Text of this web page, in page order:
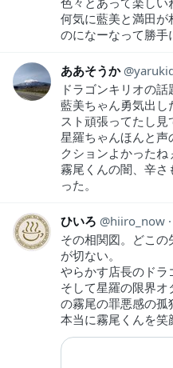
何気に藍美と満田が
のになーなって勝
ああそうか
ドラゴンキリオの
藍美ちゃん勇気出し
スト頑張ってたし
星羅ちゃんほんと声
クションよかったね
霧尾くんの闇、辛
った。
ひいろ hiiro_now
その相関図。どこ
が切ない。
やらかす店長のドラ
そして星羅の限界
の霧尾の罪悪感の孤
本当に霧尾くんを笑